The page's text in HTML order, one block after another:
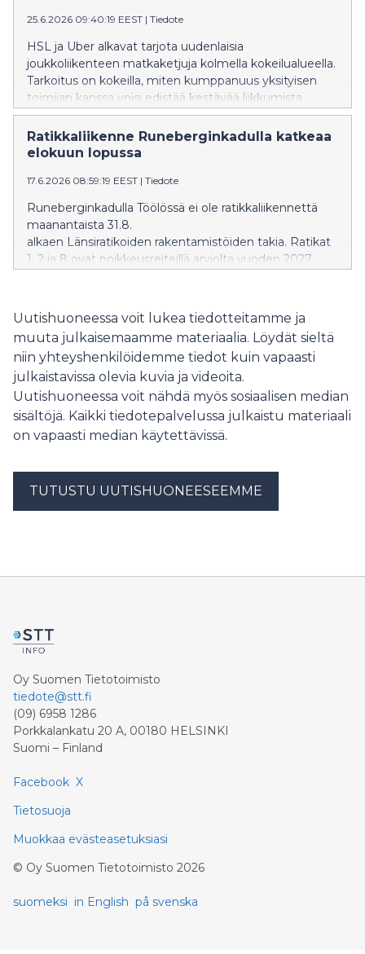
25.6.2026 09:40:19 EEST | Tiedote
HSL ja Uber alkavat tarjota uudenlaisia
joukkoliikenteen matkaketjuja kolmella kokeilualueella.
Tarkoitus on kokeilla, miten kumppanuus yksityisen
toimijan kanssa voisi edistää kestävää liikkumista
Helsingin seudulla.
Ratikkaliikenne Runeberginkadulla katkeaa
elokuun lopussa
17.6.2026 08:59:19 EEST | Tiedote
Runeberginkadulla Töölössä ei ole ratikkaliikennettä
maanantaista 31.8.
alkaen Länsiratikoiden rakentamistöiden takia. Ratikat
1, 2 ja 8 ovat poikkeusreiteillä arviolta vuoden 2027
Uutishuoneessa voit lukea tiedotteitamme ja
muuta julkaisemaamme materiaalia. Löydät sieltä
niin yhteyshenkilöidemme tiedot kuin vapaasti
julkaistavissa olevia kuvia ja videoita.
Uutishuoneessa voit nähdä myös sosiaalisen median
sisältöjä. Kaikki tiedotepalvelussa julkaistu materiaali
on vapaasti median käytettävissä.
TUTUSTU UUTISHUONEESEEMME
Oy Suomen Tietotoimisto
tiedote@stt.fi
(09) 6958 1286
Porkkalankatu 20 A, 00180 HELSINKI
Suomi – Finland
Facebook X
Tietosuoja
Muokkaa evästeasetuksiasi
© Oy Suomen Tietotoimisto 2026
suomeksi in English på svenska